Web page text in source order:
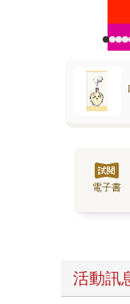
電子書
活動訊